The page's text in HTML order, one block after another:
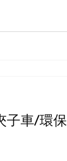
子車/環保